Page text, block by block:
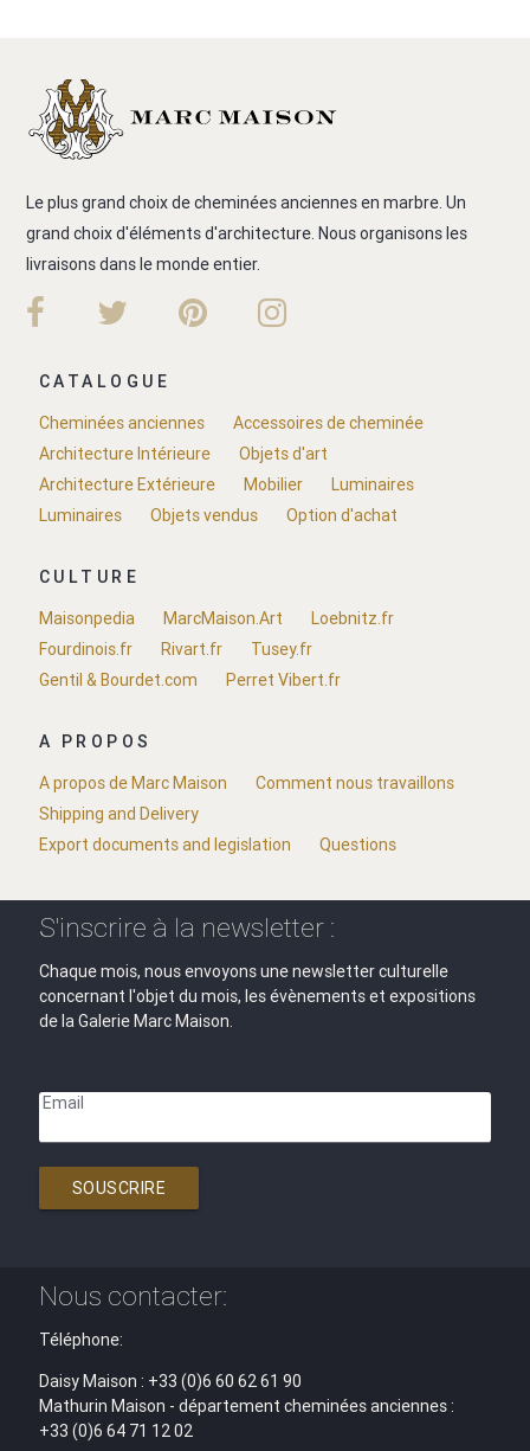
Le plus grand choix de cheminées anciennes en marbre. Un
grand choix d'éléments d'architecture. Nous organisons les
livraisons dans le monde entier.
CATALOGUE
Cheminées anciennes
Accessoires de cheminée
Architecture Intérieure
Objets d'art
Architecture Extérieure
Mobilier
Luminaires
Luminaires
Objets vendus Option d'achat
CULTURE
Maisonpedia
MarcMaison.Art
Loebnitz.fr
Fourdinois.fr
Rivart.fr
Tusey.fr
Gentil & Bourdet.com
Perret Vibert.fr
A PROPOS
A propos de Marc Maison
Comment nous travaillons
Shipping and Delivery
Export documents and legislation
Questions
S'inscrire à la newsletter :
Chaque mois, nous envoyons une newsletter culturelle
concernant l'objet du mois, les évènements et expositions
de la Galerie Marc Maison.
Email
SOUSCRIRE
Nous contacter:
Téléphone:
Daisy Maison : +33 (0)6 60 62 61 90
Mathurin Maison - département cheminées anciennes :
+33 (0)6 64 71 12 02